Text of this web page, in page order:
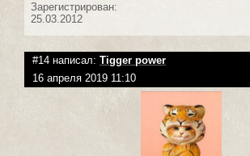
Зарегистрирован:
25.03.2012
#14 написал: Tigger power
16 апреля 2019 11:10